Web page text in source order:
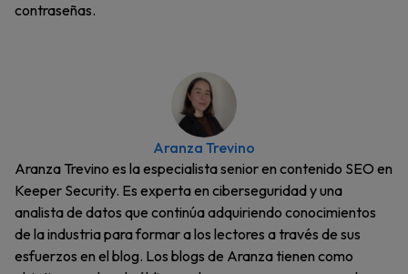
contraseñas.
Aranza Trevino
Aranza Trevino es la especialista senior en contenido SEO en
Keeper Security. Es experta en ciberseguridad y una
analista de datos que continúa adquiriendo conocimientos
de la industria para formar a los lectores a través de sus
esfuerzos en el blog. Los blogs de Aranza tienen como